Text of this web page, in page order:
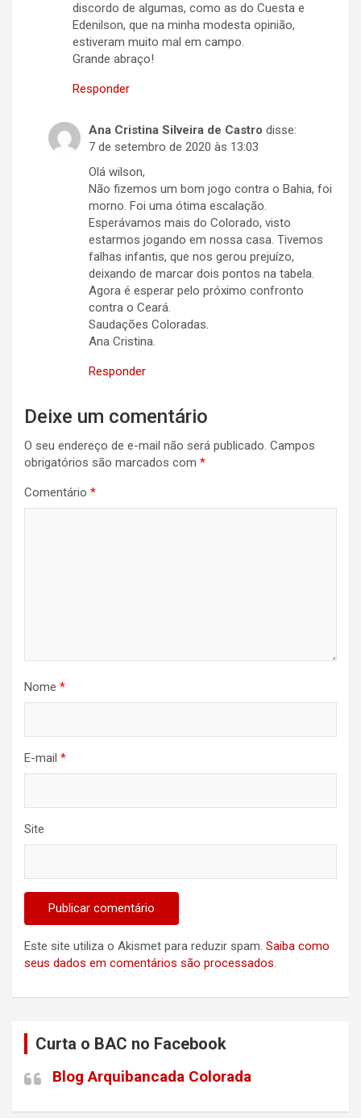
discordo de algumas, como as do Cuesta e
Edenilson, que na minha modesta opinião,
estiveram muito mal em campo.
Grande abraço!
Responder
Ana Cristina Silveira de Castro disse:
7 de setembro de 2020 às 13:03
Olá wilson,
Não fizemos um bom jogo contra o Bahia, foi
morno. Foi uma ótima escalação.
Esperávamos mais do Colorado, visto
estarmos jogando em nossa casa. Tivemos
falhas infantis, que nos gerou prejuízo,
deixando de marcar dois pontos na tabela.
Agora é esperar pelo próximo confronto
contra o Ceará.
Saudações Coloradas.
Ana Cristina.
Responder
Deixe um comentário
O seu endereço de e-mail não será publicado. Campos
obrigatórios são marcados com *
Comentário *
Nome *
E-mail *
Site
Este site utiliza o Akismet para reduzir spam. Saiba como
seus dados em comentários são processados.
Curta o BAC no Facebook
Blog Arquibancada Colorada